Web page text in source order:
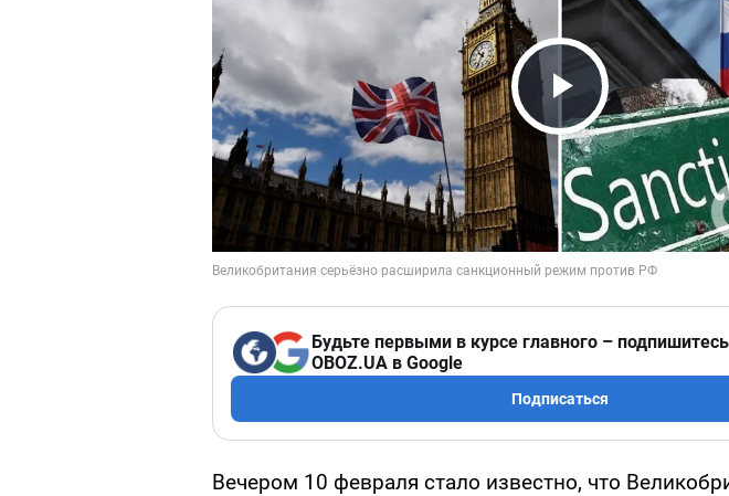
Play Video
Будьте первыми в курсе главного –
OBOZ.UA в Google
Подписаться
Вечером 10 февраля стало известно, что